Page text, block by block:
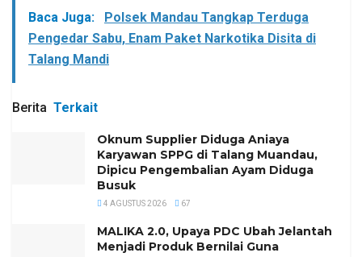
Baca Juga:
Polsek Mandau Tangkap Terduga
Pengedar Sabu, Enam Paket Narkotika Disita di
Talang Mandi
Berita Terkait
Oknum Supplier Diduga Aniaya
Karyawan SPPG di Talang Muandau,
Dipicu Pengembalian Ayam Diduga
Busuk
4 AGUSTUS 2026 67
MALIKA 2.0, Upaya PDC Ubah Jelantah
Menjadi Produk Bernilai Guna